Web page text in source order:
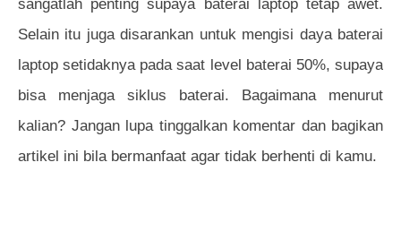
sangatlah penting supaya baterai laptop tetap awet.
Selain itu juga disarankan untuk mengisi daya baterai
laptop setidaknya pada saat level baterai 50%, supaya
bisa menjaga siklus baterai. Bagaimana menurut
kalian? Jangan lupa tinggalkan komentar dan bagikan
artikel ini bila bermanfaat agar tidak berhenti di kamu.